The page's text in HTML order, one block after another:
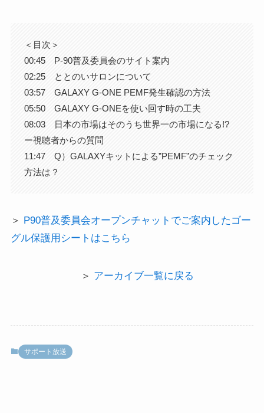
＜目次＞
00:45 P-90普及委員会のサイト案内
02:25 ととのいサロンについて
03:57 GALAXY G-ONE PEMF発生確認の方法
05:50 GALAXY G-ONEを使い回す時の工夫
08:03 日本の市場はそのうち世界一の市場になる!?
ー視聴者からの質問
11:47 Q）GALAXYキットによる”PEMF”のチェック
方法は？
＞ P90普及委員会オープンチャットでご案内したゴー
グル保護用シートはこちら
＞ アーカイブ一覧に戻る
サポート放送